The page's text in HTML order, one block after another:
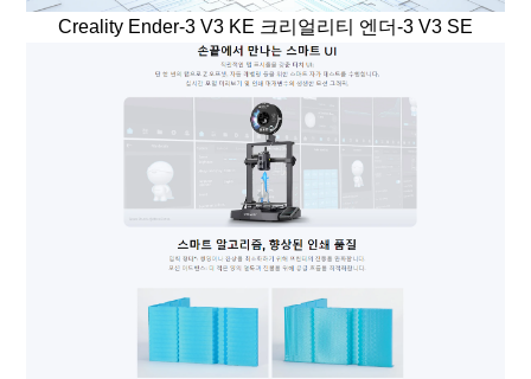
Creality Ender-3 V3 KE 크리얼리티 엔더-3 V3 SE